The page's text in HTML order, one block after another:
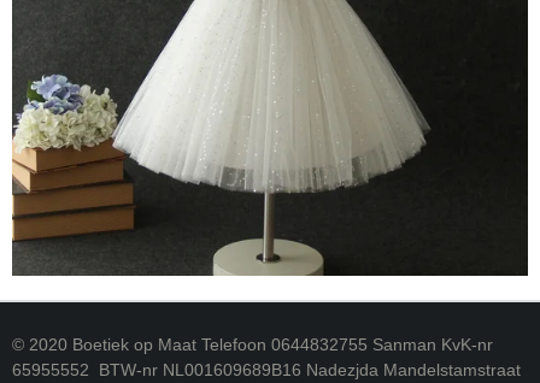
© 2020 Boetiek op Maat Telefoon 0644832755 Sanman KvK-nr
65955552 BTW-nr NL001609689B16 Nadezjda Mandelstamstraat